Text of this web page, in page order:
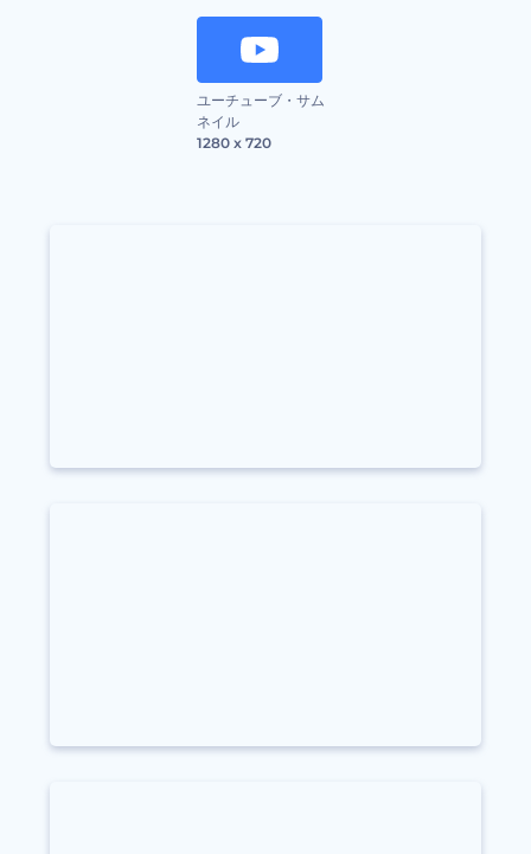
ユーチューブ・サム
ネイル
1280 x 720